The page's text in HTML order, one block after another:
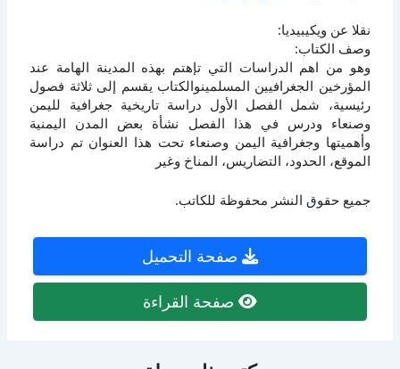
نقلا عن ويكيبيديا:
وصف الكتاب:
وهو من اهم الدراسات التي تإهتم بهذه المدينة الهامة عند
المؤرخين الجغرافيين المسلمينوالكتاب يقسم إلى ثلاثة فصول
رئيسية، شمل الفصل الأول دراسة تاريخية جغرافية لليمن
وصنعاء ودرس في هذا الفصل نشأة بعض المدن اليمنية
وأهميتها وجغرافية اليمن وصنعاء تحت هذا العنوان تم دراسة
الموقع، الحدود، التضاريس، المناخ وغير
جميع حقوق النشر محفوظة للكاتب.
صفحة التحميل
صفحة القراءة